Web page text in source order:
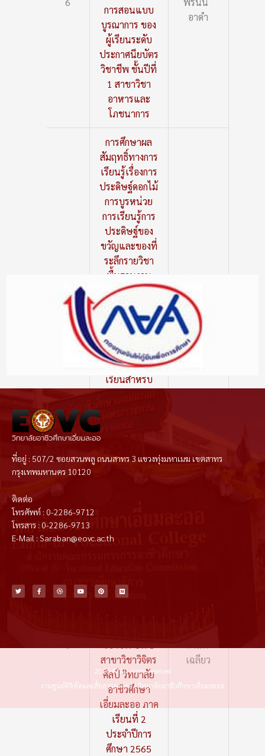
การสอนแบบ
บูรณาการ ของ
ผู้เรียนระดับ
ประกาศนียบัตร
วิชาชีพ ชั้นปีที่
1 สาขาวิชา
อาหารและ
โภชนาการ
อาดำ
7
การศึกษาผล
สัมฤทธิ์ทางการ
เรียนรู้เรื่องการ
ประดิษฐ์ดอกไม้
การบูรหน่วย
การเรียนรู้การ
ประดิษฐ์ของ
ขวัญและของที่
ระลึกรายวิชา
พื้นฐานงาน
ประดิษฐ์ โดย
ใช้สื่อวีดีทัศน์
ช่วยสอนเพื่อวัด
ประสิทธิภาพ
ของสื่อและผล
สัมฤทธิ์ทางการ
เรียนสำหรับ
ประกาศนียบัตร
1 ภาคเรียนที่ 1
นาย
ธนากร ดี
อุ่น
ทักษะในการใช้
เกลี่ยสี ของ
นักเรียนระดับ
สาขาวิชาวิจิตร
ศิลป์ วิทยาลัย
อาชีวศึกษา
เอี่ยมละออ ภาค
เรียนที่ 2
ประจำปีการ
ศึกษา 2565
เฉลียว
ที่อยู่ : 507/2 ซอยสวนพลู ถนนสาทร 3 แขวงทุ่งมหาเมฆ เขตสาทร
กรุงเทพมหานคร 10120
ติดต่อ
โทรศัพท์ : 0-2286-9712
โทรสาร : 0-2286-9713
E-Mail : Saraban@eovc.ac.th
i
t
t
c
e
b
i
b
b
u
t
u
n
t
e
d
i
u
2026 © All rights reserved
งานศูนย์ดิจิทัลและสื่อสารองค์กร | วิทยาลัยอาชีวศึกษาเอี่ยมละออ